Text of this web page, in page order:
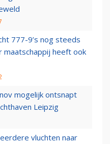
777-9’s nog steeds
maatschappij heeft ook
mogelijk ontsnapt
Leipzig
vluchten naar